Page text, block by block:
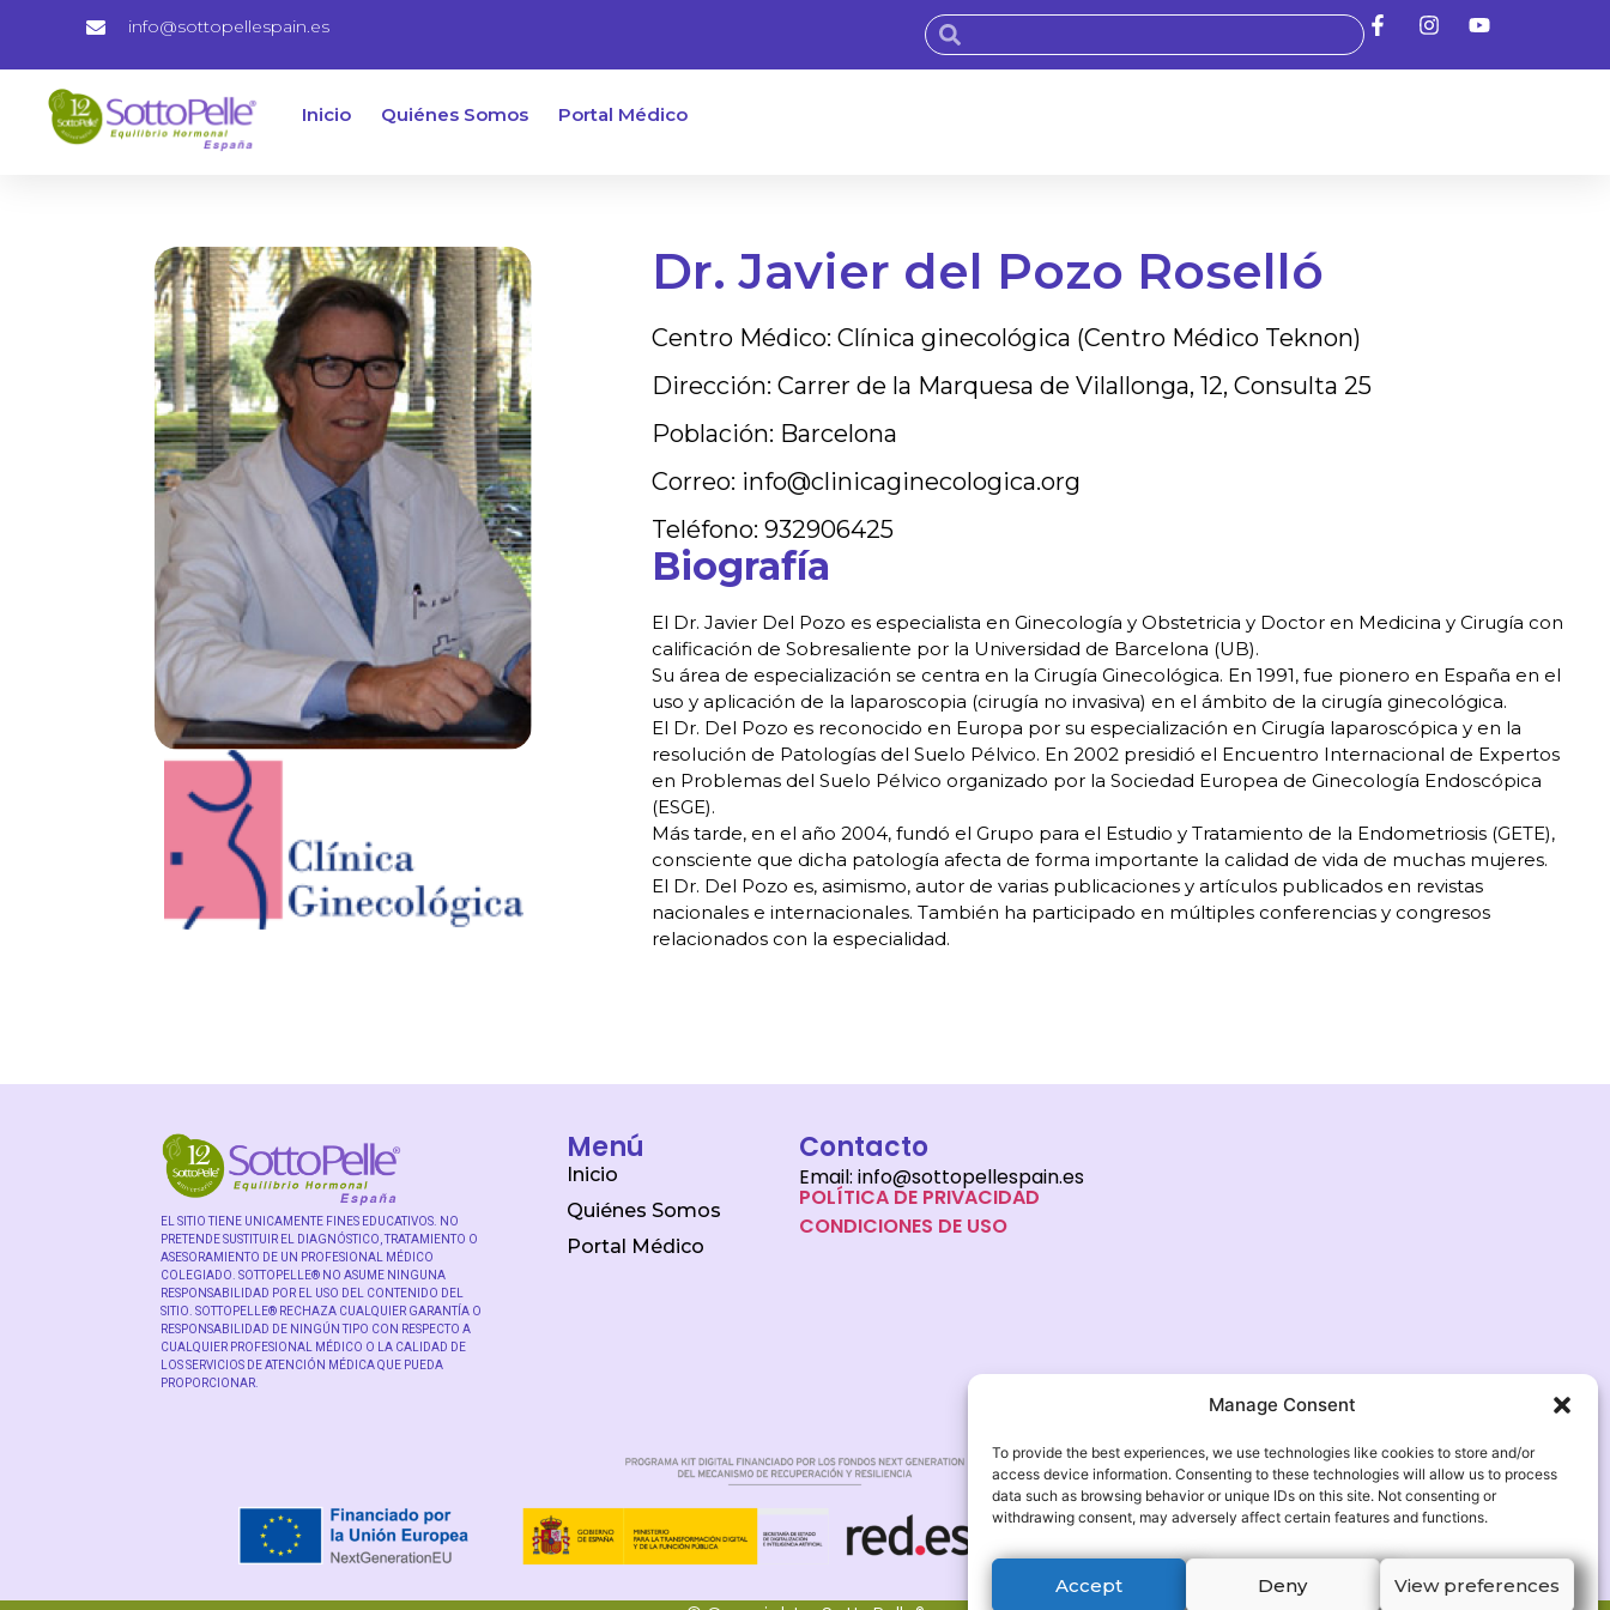
Manage Consent
To provide the best experiences, we use technologies like cookies to store and/or
access device information. Consenting to these technologies will allow us to process
data such as browsing behavior or unique IDs on this site. Not consenting or
withdrawing consent, may adversely affect certain features and functions.
Accept Deny View preferences
info@sottopellespain.es
Inicio Quiénes Somos Portal Médico
Dr. Javier del Pozo Roselló
Centro Médico: Clínica ginecológica (Centro Médico Teknon)
Dirección: Carrer de la Marquesa de Vilallonga, 12, Consulta 25
Población: Barcelona
Correo: info@clinicaginecologica.org
Teléfono: 932906425
Biografía
El Dr. Javier Del Pozo es especialista en Ginecología y Obstetricia y Doctor en Medicina y Cirugía con
calificación de Sobresaliente por la Universidad de Barcelona (UB).
Su área de especialización se centra en la Cirugía Ginecológica. En 1991, fue pionero en España en el
uso y aplicación de la laparoscopia (cirugía no invasiva) en el ámbito de la cirugía ginecológica.
El Dr. Del Pozo es reconocido en Europa por su especialización en Cirugía laparoscópica y en la
resolución de Patologías del Suelo Pélvico. En 2002 presidió el Encuentro Internacional de Expertos
en Problemas del Suelo Pélvico organizado por la Sociedad Europea de Ginecología Endoscópica
(ESGE).
Más tarde, en el año 2004, fundó el Grupo para el Estudio y Tratamiento de la Endometriosis (GETE),
consciente que dicha patología afecta de forma importante la calidad de vida de muchas mujeres.
El Dr. Del Pozo es, asimismo, autor de varias publicaciones y artículos publicados en revistas
nacionales e internacionales. También ha participado en múltiples conferencias y congresos
relacionados con la especialidad.
EL SITIO TIENE UNICAMENTE FINES EDUCATIVOS. NO
PRETENDE SUSTITUIR EL DIAGNÓSTICO, TRATAMIENTO O
ASESORAMIENTO DE UN PROFESIONAL MÉDICO
COLEGIADO. SOTTOPELLE® NO ASUME NINGUNA
RESPONSABILIDAD POR EL USO DEL CONTENIDO DEL
SITIO. SOTTOPELLE® RECHAZA CUALQUIER GARANTÍA O
RESPONSABILIDAD DE NINGÚN TIPO CON RESPECTO A
CUALQUIER PROFESIONAL MÉDICO O LA CALIDAD DE
LOS SERVICIOS DE ATENCIÓN MÉDICA QUE PUEDA
PROPORCIONAR.
Menú
Inicio
Quiénes Somos
Portal Médico
Contacto
Email: info@sottopellespain.es
POLÍTICA DE PRIVACIDAD
CONDICIONES DE USO